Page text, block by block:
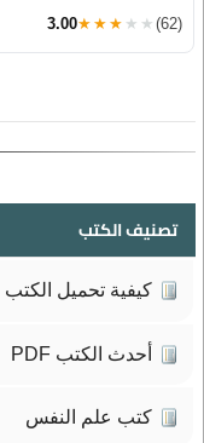
3.00★★★★★ (62)
تصنيف الكتب
كيفية تحميل الكتب
أحدث الكتب PDF
كتب علم النفس